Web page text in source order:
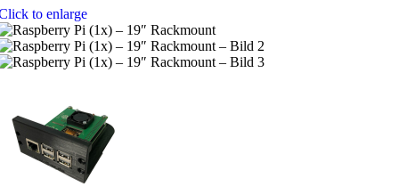
to enlarge